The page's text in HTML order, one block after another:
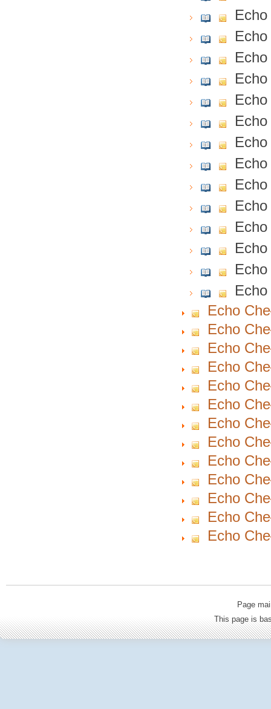
Echo
Echo
Echo
Echo
Echo
Echo
Echo
Echo
Echo
Echo
Echo
Echo
Echo
Page
This page is